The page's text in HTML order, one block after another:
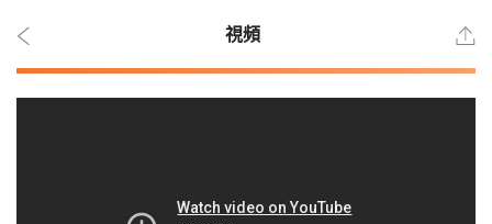
視頻